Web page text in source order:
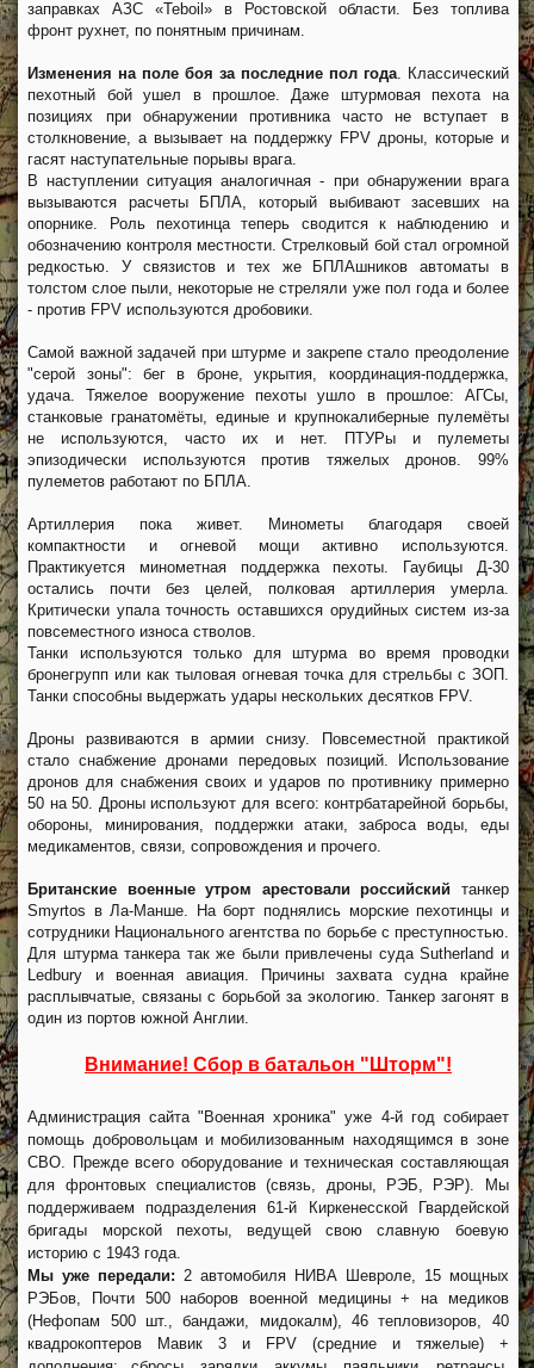
заправках АЗС «Teboil» в Ростовской области. Без топлива
фронт рухнет, по понятным причинам.
Изменения на поле боя за последние пол года. Классический
пехотный бой ушел в прошлое. Даже штурмовая пехота на
позициях при обнаружении противника часто не вступает в
столкновение, а вызывает на поддержку FPV дроны, которые и
гасят наступательные порывы врага.
В наступлении ситуация аналогичная - при обнаружении врага
вызываются расчеты БПЛА, который выбивают засевших на
опорнике. Роль пехотинца теперь сводится к наблюдению и
обозначению контроля местности. Стрелковый бой стал огромной
редкостью. У связистов и тех же БПЛАшников автоматы в
толстом слое пыли, некоторые не стреляли уже пол года и более
- против FPV используются дробовики.
Самой важной задачей при штурме и закрепе стало преодоление
"серой зоны": бег в броне, укрытия, координация-поддержка,
удача. Тяжелое вооружение пехоты ушло в прошлое: АГСы,
станковые гранатомёты, единые и крупнокалиберные пулемёты
не используются, часто их и нет. ПТУРы и пулеметы
эпизодически используются против тяжелых дронов. 99%
пулеметов работают по БПЛА.
Артиллерия пока живет. Минометы благодаря своей
компактности и огневой мощи активно используются.
Практикуется минометная поддержка пехоты. Гаубицы Д-30
остались почти без целей, полковая артиллерия умерла.
Критически упала точность оставшихся орудийных систем из-за
повсеместного износа стволов.
Танки используются только для штурма во время проводки
бронегрупп или как тыловая огневая точка для стрельбы с ЗОП.
Танки способны выдержать удары нескольких десятков FPV.
Дроны развиваются в армии снизу. Повсеместной практикой
стало снабжение дронами передовых позиций. Использование
дронов для снабжения своих и ударов по противнику примерно
50 на 50. Дроны используют для всего: контрбатарейной борьбы,
обороны, минирования, поддержки атаки, заброса воды, еды
медикаментов, связи, сопровождения и прочего.
Британские военные утром арестовали российский танкер
Smyrtos в Ла-Манше. На борт поднялись морские пехотинцы и
сотрудники Национального агентства по борьбе с преступностью.
Для штурма танкера так же были привлечены суда Sutherland и
Ledbury и военная авиация. Причины захвата судна крайне
расплывчатые, связаны с борьбой за экологию. Танкер загонят в
один из портов южной Англии.
Внимание! Сбор в батальон "Шторм"!
Администрация сайта "Военная хроника" уже 4-й год собирает
помощь добровольцам и мобилизованным находящимся в зоне
СВО. Прежде всего оборудование и техническая составляющая
для фронтовых специалистов (связь, дроны, РЭБ, РЭР). Мы
поддерживаем подразделения 61-й Киркенесской Гвардейской
бригады морской пехоты, ведущей свою славную боевую
историю с 1943 года.
Мы уже передали: 2 автомобиля НИВА Шевроле, 15 мощных
РЭБов, Почти 500 наборов военной медицины + на медиков
(Нефопам 500 шт., бандажи, мидокалм), 46 тепловизоров, 40
квадрокоптеров Мавик 3 и FPV (средние и тяжелые) +